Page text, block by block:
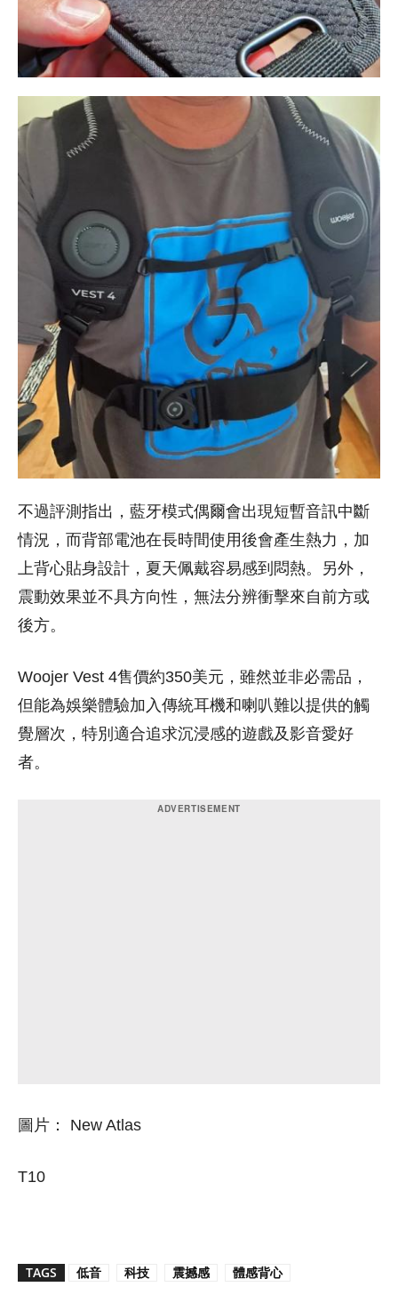
不過評測指出，藍牙模式偶爾會出現短暫音訊中斷
情況，而背部電池在長時間使用後會產生熱力，加
上背心貼身設計，夏天佩戴容易感到悶熱。另外，
震動效果並不具方向性，無法分辨衝擊來自前方或
後方。
Woojer Vest 4售價約350美元，雖然並非必需品，
但能為娛樂體驗加入傳統耳機和喇叭難以提供的觸
覺層次，特別適合追求沉浸感的遊戲及影音愛好
者。
圖片： New Atlas
T10
TAGS 低音 科技 震撼感 體感背心